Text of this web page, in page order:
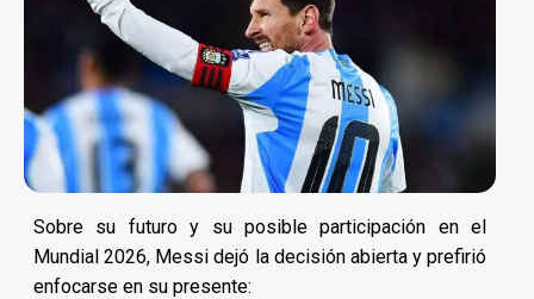
Sobre su futuro y su posible participación en el
Mundial 2026, Messi dejó la decisión abierta y prefirió
enfocarse en su presente: